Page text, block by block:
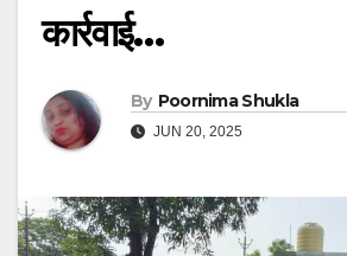
कार्रवाई…
By Poornima Shukla
JUN 20, 2025